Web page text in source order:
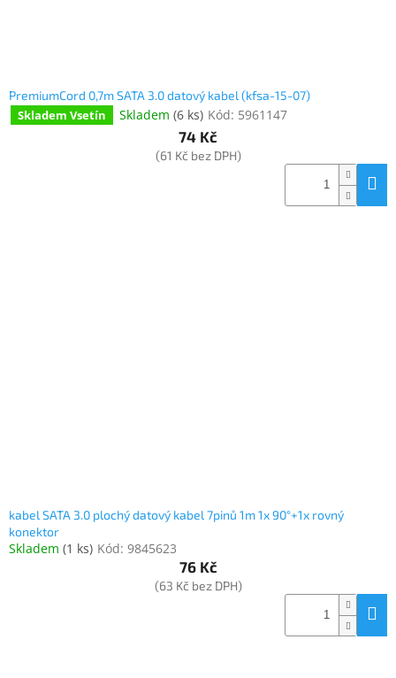
PremiumCord 0,7m SATA 3.0 datový kabel (kfsa-15-07)
Skladem Vsetín Skladem (6 ks) Kód: 5961147
74 Kč
(61 Kč bez DPH)
kabel SATA 3.0 plochý datový kabel 7pinů 1m 1x 90°+1x rovný
konektor
Skladem (1 ks) Kód: 9845623
76 Kč
(63 Kč bez DPH)